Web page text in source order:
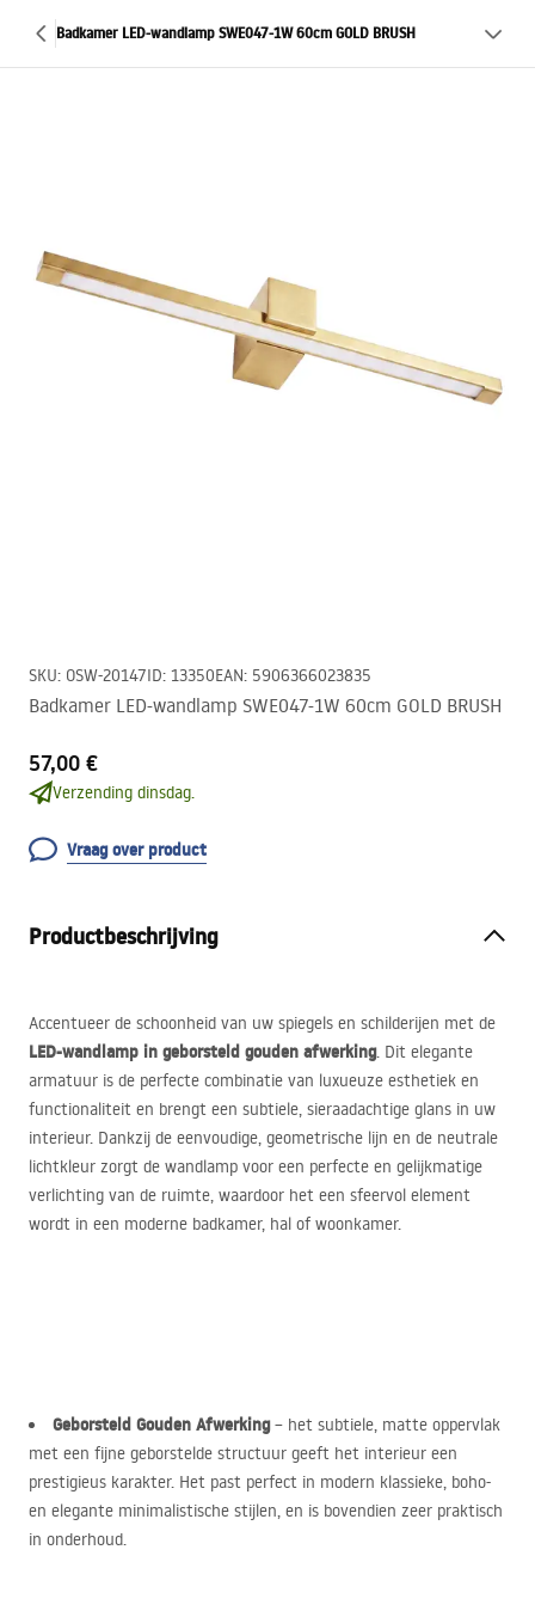
Badkamer LED-wandlamp SWE047-1W 60cm GOLD BRUSH
SKU: OSW-20147ID: 13350EAN: 5906366023835
Badkamer LED-wandlamp SWE047-1W 60cm GOLD BRUSH
57,00 €
Verzending dinsdag.
Vraag over product
Productbeschrijving
Accentueer de schoonheid van uw spiegels en schilderijen met de
LED-wandlamp in geborsteld gouden afwerking. Dit elegante
armatuur is de perfecte combinatie van luxueuze esthetiek en
functionaliteit en brengt een subtiele, sieraadachtige glans in uw
interieur. Dankzij de eenvoudige, geometrische lijn en de neutrale
lichtkleur zorgt de wandlamp voor een perfecte en gelijkmatige
verlichting van de ruimte, waardoor het een sfeervol element
wordt in een moderne badkamer, hal of woonkamer.
Geborsteld Gouden Afwerking– het subtiele, matte oppervlak
met een fijne geborstelde structuur geeft het interieur een
prestigieus karakter. Het past perfect in modern klassieke, boho-
en elegante minimalistische stijlen, en is bovendien zeer praktisch
in onderhoud.